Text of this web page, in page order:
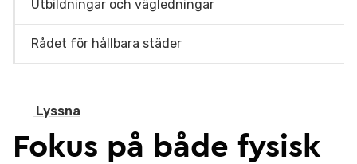
Lyssna
Fokus på både fysisk
Utbildningar och vägledningar
Rådet för hållbara städer